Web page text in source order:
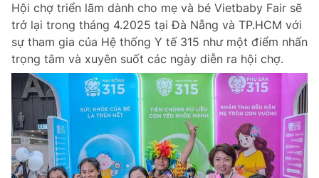
Chuyên mục khác
Chào ngày mới Tin 24h
Tin thị trường Tin 360
Video Magazine
Tin đã lưu
Tin đã xem
Đăng xuất
Hội chợ triển lãm dành cho mẹ và bé Vietbaby Fair sẽ
trở lại trong tháng 4.2025 tại Đà Nẵng và TP.HCM với
sự tham gia của Hệ thống Y tế 315 như một điểm nhấn
trọng tâm và xuyên suốt các ngày diễn ra hội chợ.